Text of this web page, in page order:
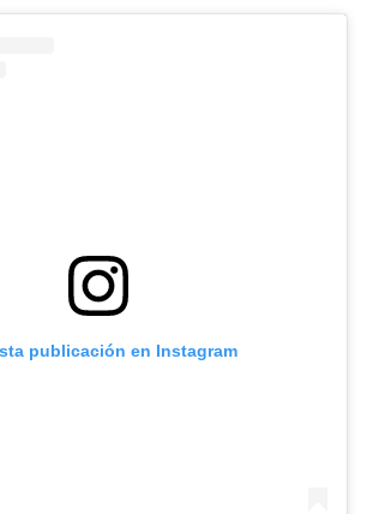
publicación en Instagram